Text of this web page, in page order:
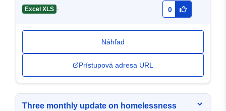
Excel XLS - 0
Náhľad
Prístupová adresa URL
Three monthly update on homelessness